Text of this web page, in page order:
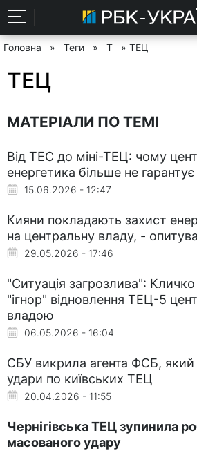
Головна » Теги » Т » ТЕЦ
ТЕЦ
МАТЕРІАЛИ ПО ТЕМІ
Від ТЕС до міні-ТЕЦ: чому
енергетика більше не гарантує
15.06.2026 - 12:47
Кияни покладають захист
на центральну владу, -
29.05.2026 - 17:46
"Ситуація загрозлива":
"ігнор" відновлення ТЕЦ-5
владою
06.05.2026 - 16:04
СБУ викрила агента ФСБ, який
удари по київських ТЕЦ
20.04.2026 - 11:55
Чернігівська ТЕЦ зупинила
масованого удару